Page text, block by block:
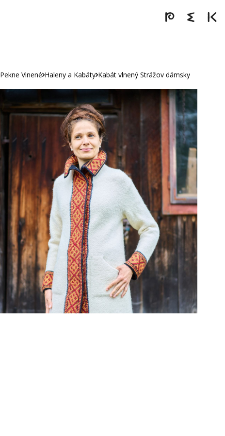
Pekne Vlnené Haleny a Kabáty Kabát vlnený Strážov dámsky